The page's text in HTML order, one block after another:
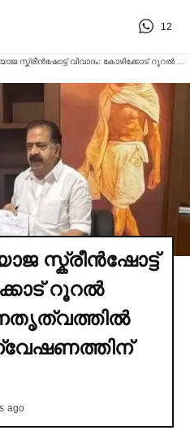
12
സ്ക്രീൻഷോട്ട്
റൂറല്‍
ago